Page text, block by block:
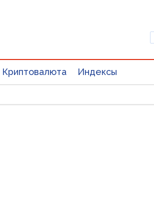
Криптовалюта Индексы